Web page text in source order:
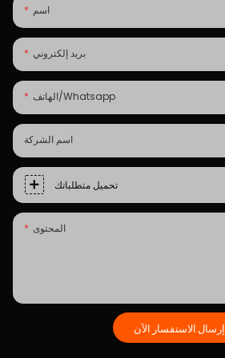
اسم
بريد إلكتروني
الهاتف/whatsapp
اسم الشركة
تحميل متطلباتك
المحتوى
إرسال الاستفسار الآن